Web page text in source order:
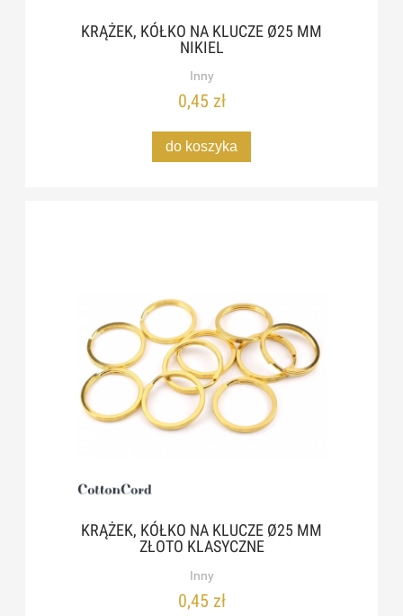
KRĄŻEK, KÓŁKO NA KLUCZE Ø25 MM
NIKIEL
Inny
0,45 zł
do koszyka
KRĄŻEK, KÓŁKO NA KLUCZE Ø25 MM
ZŁOTO KLASYCZNE
Inny
0,45 zł